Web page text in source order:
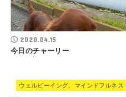
2020.04.15
今日のチャーリー
ウェルビーイング、マインドフルネス